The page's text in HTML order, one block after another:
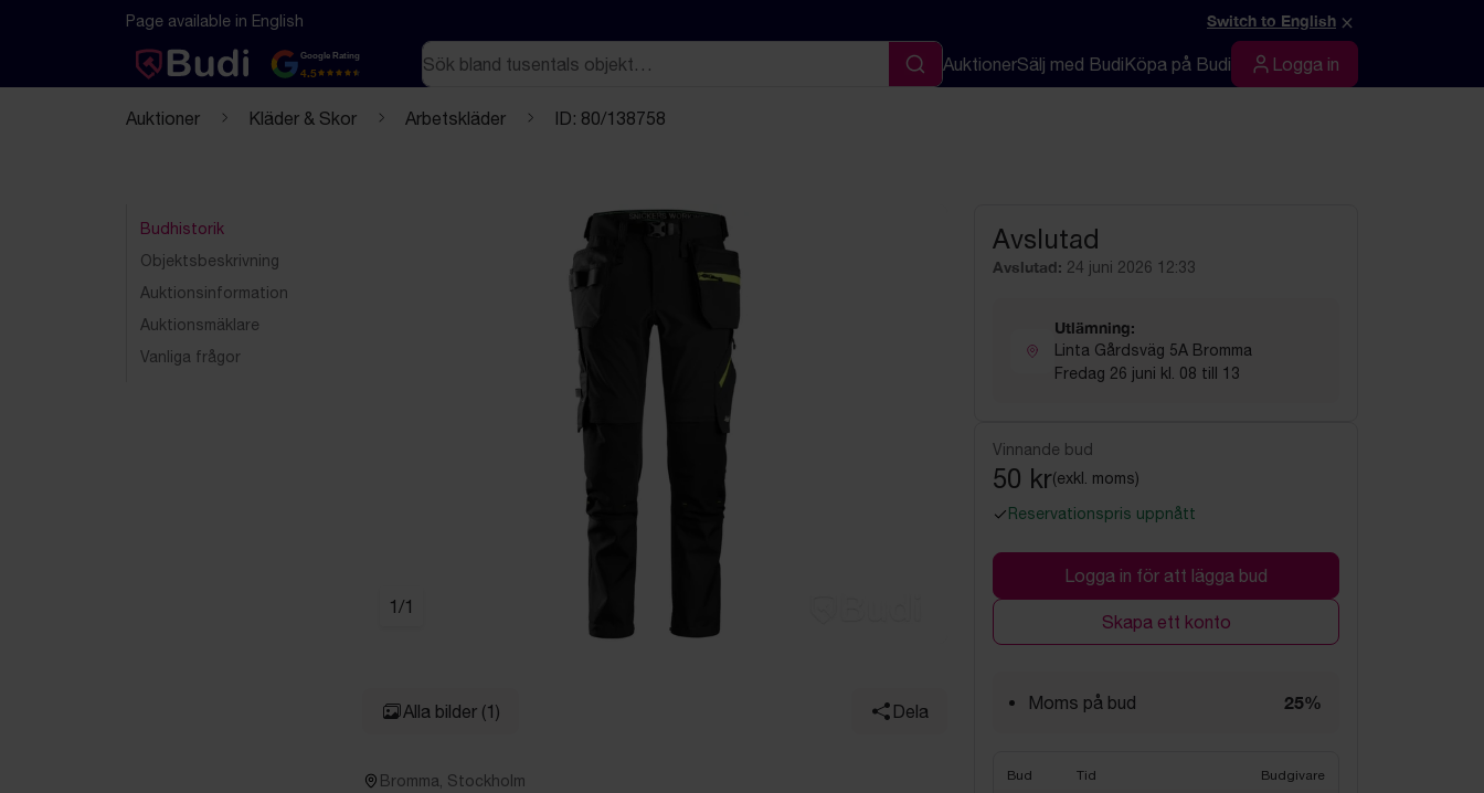
Hoppa till innehåll
Textbaserad (markdown) version av denna sida
Page available in English Switch to English ×
Google Rating
4.5
Sök
Sök
AuktionerSälj med BudiKöpa på Budi Logga in
Logga in
Auktioner Kläder & Skor Arbetskläder ID: 80/138758
Budhistorik
Objektsbeskrivning
Auktionsinformation
Auktionsmäklare
Vanliga frågor
1 /1
Alla bilder (1) Dela
Bromma, Stockholm
Avslutad
Avslutad: 24 juni 2026 12:33
Utlämning:
Linta Gårdsväg 5A Bromma
Fredag 26 juni kl. 08 till 13
Vinnande bud
50 kr(exkl. moms)
Reservationspris uppnått
Logga in för att lägga bud
Skapa ett konto
Moms på bud 25%
Bud Tid Budgivare